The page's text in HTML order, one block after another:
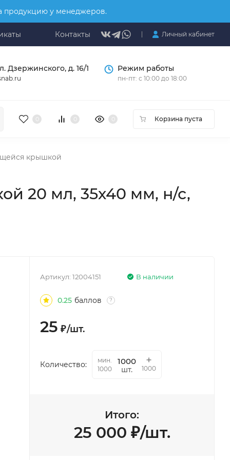
продукцию у менеджеров.
Контакты Личный кабинет
Дзержинского, д. 16/1 Режим работы
пн-пт: с 10:00 до 18:00
Корзина пуста
крышкой
20 мл, 35х40 мм, н/с,
В наличии
Артикул:12004151
0.25 баллов ?
25 ₽/шт.
Количество:
мин.
1000
шт. 1000
Итого:
25 000 ₽/шт.